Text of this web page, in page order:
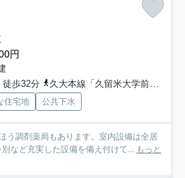
円
徒歩32分
久大本線「久留米大学前」駅 徒歩35分
住宅地 公共下水
う調剤薬局もあります。室内設備は全居
など充実した設備を備え付けて... もっと